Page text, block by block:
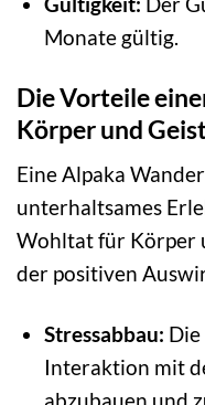
Monate gültig.
Die Vorteile
Körper und
Eine Alpaka
unterhaltsames
Wohltat für Körper
der positiven
Stressabbau:
Interaktion mit